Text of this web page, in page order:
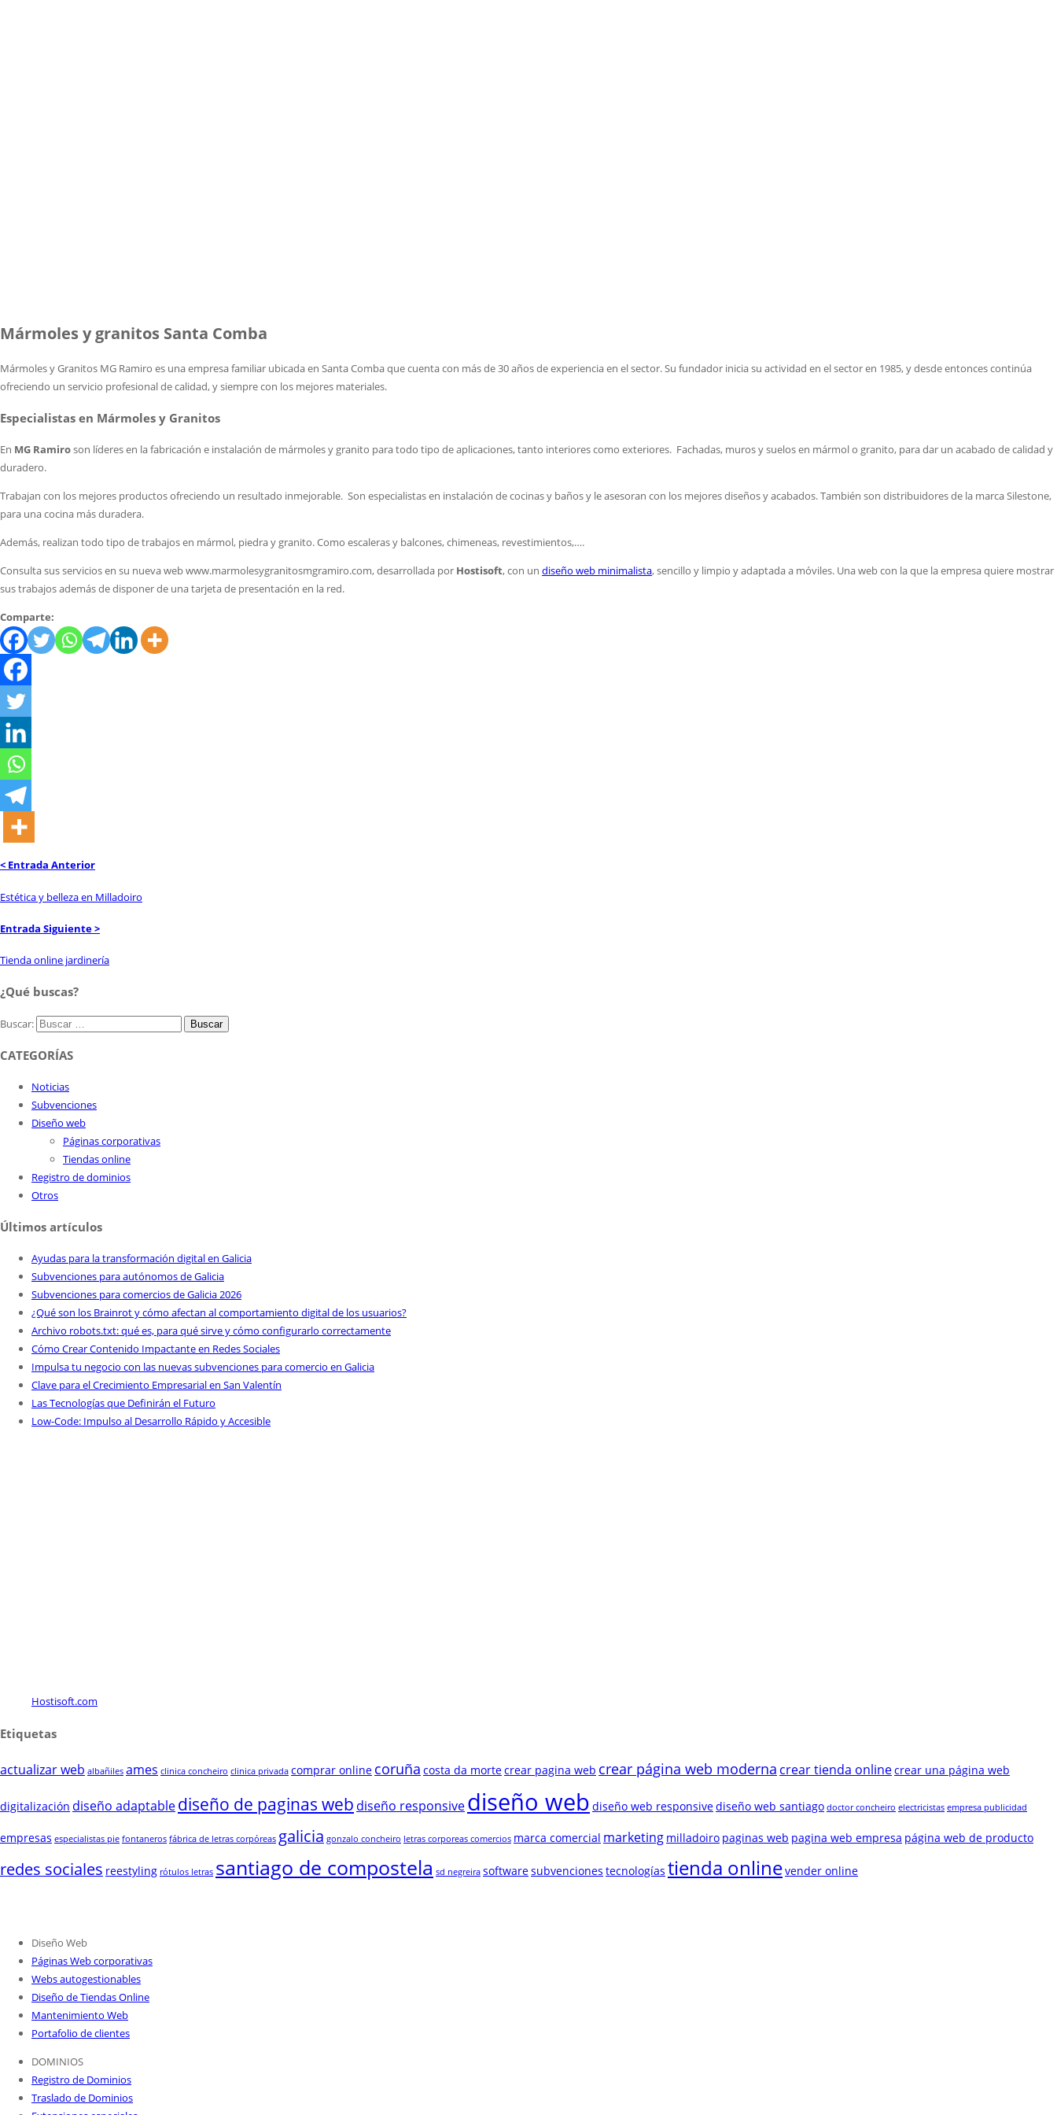
Mármoles y granitos Santa Comba
Mármoles y Granitos MG Ramiro es una empresa familiar ubicada en Santa Comba que cuenta con más de 30 años de experiencia en el sector. Su fundador inicia su actividad en el sector en 1985, y desde entonces continúa
ofreciendo un servicio profesional de calidad, y siempre con los mejores materiales.
Especialistas en Mármoles y Granitos
En MG Ramiroson líderes en la fabricación e instalación de mármoles y granito para todo tipo de aplicaciones, tanto interiores como exteriores. Fachadas, muros y suelos en mármol o granito, para dar un acabado de calidad y
duradero.
Trabajan con los mejores productos ofreciendo un resultado inmejorable. Son especialistas en instalación de cocinas y baños y le asesoran con los mejores diseños y acabados. También son distribuidores de la marca Silestone,
para una cocina más duradera.
Además, realizan todo tipo de trabajos en mármol, piedra y granito. Como escaleras y balcones, chimeneas, revestimientos,….
Consulta sus servicios en su nueva web www.marmolesygranitosmgramiro.com, desarrollada por Hostisoft, con un diseño web minimalista, sencillo y limpio y adaptada a móviles. Una web con la que la empresa quiere mostrar
sus trabajos además de disponer de una tarjeta de presentación en la red.
Comparte:
< Entrada Anterior
Estética y belleza en Milladoiro
Entrada Siguiente >
Tienda online jardinería
¿Qué buscas?
Buscar:
CATEGORÍAS
Noticias
Subvenciones
Diseño web
Páginas corporativas
Tiendas online
Registro de dominios
Otros
Últimos artículos
Ayudas para la transformación digital en Galicia
Subvenciones para autónomos de Galicia
Subvenciones para comercios de Galicia 2026
¿Qué son los Brainrot y cómo afectan al comportamiento digital de los usuarios?
Archivo robots.txt: qué es, para qué sirve y cómo configurarlo correctamente
Cómo Crear Contenido Impactante en Redes Sociales
Impulsa tu negocio con las nuevas subvenciones para comercio en Galicia
Clave para el Crecimiento Empresarial en San Valentín
Las Tecnologías que Definirán el Futuro
Low-Code: Impulso al Desarrollo Rápido y Accesible
Hostisoft.com
Etiquetas
actualizar web albañiles ames clinica concheiro clinica privada comprar online coruña costa da mortecrear pagina web crear página web moderna crear tienda onlinecrear una página web
digitalización diseño adaptablediseño de paginas web diseño responsivediseño web diseño web responsivediseño web santiago doctor concheiro electricistas empresa publicidad
empresas especialistas pie fontaneros fábrica de letras corpóreas galicia gonzalo concheiro letras corporeas comercios marca comercial marketing milladoiro paginas web pagina web empresa página web de producto
redes sociales reestyling rótulos letras santiago de compostela sd negreira softwaresubvenciones tecnologías tienda onlinevender online
Diseño Web
Páginas Web corporativas
Webs autogestionables
Diseño de Tiendas Online
Mantenimiento Web
Portafolio de clientes
DOMINIOS
Registro de Dominios
Traslado de Dominios